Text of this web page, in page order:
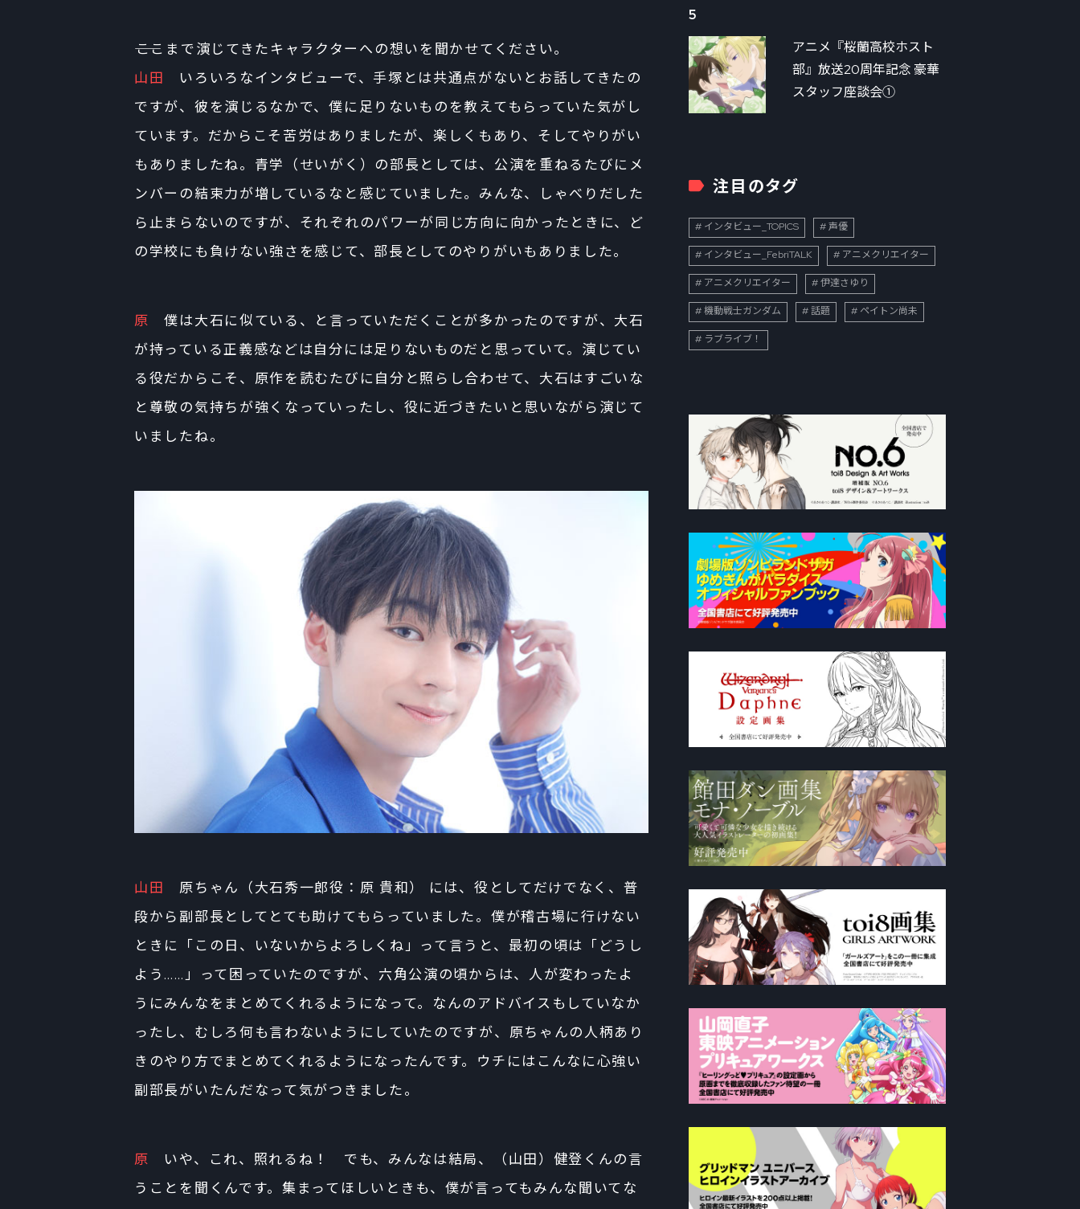
――ここまで演じてきたキャラクターへの想いを聞かせてください。
山田
いろいろなインタビューで、手塚とは共通点がないとお話してきたの
ですが、彼を演じるなかで、僕に足りないものを教えてもらっていた気がし
ています。だからこそ苦労はありましたが、楽しくもあり、そしてやりがい
もありましたね。青学（せいがく）の部長としては、公演を重ねるたびにメ
ンバーの結束力が増しているなと感じていました。みんな、しゃべりだした
ら止まらないのですが、それぞれのパワーが同じ方向に向かったときに、ど
の学校にも負けない強さを感じて、部長としてのやりがいもありました。
原 僕は大石に似ている、と言っていただくことが多かったのですが、大石
が持っている正義感などは自分には足りないものだと思っていて。演じてい
る役だからこそ、原作を読むたびに自分と照らし合わせて、大石はすごいな
と尊敬の気持ちが強くなっていったし、役に近づきたいと思いながら演じて
いましたね。
山田
原ちゃん（大石秀一郎役：原 貴和） には、役としてだけでなく、普
段から副部長としてとても助けてもらっていました。僕が稽古場に行けない
ときに「この日、いないからよろしくね」って言うと、最初の頃は「どうし
よう……」って困っていたのですが、六角公演の頃からは、人が変わったよ
うにみんなをまとめてくれるようになって。なんのアドバイスもしていなか
ったし、むしろ何も言わないようにしていたのですが、原ちゃんの人柄あり
きのやり方でまとめてくれるようになったんです。ウチにはこんなに心強い
副部長がいたんだなって気がつきました。
原 いや、これ、照れるね！ でも、みんなは結局、（山田）健登くんの言
うことを聞くんです。集まってほしいときも、僕が言ってもみんな聞いてな
5
アニメ『桜蘭高校ホスト
部』放送20周年記念 豪華
スタッフ座談会①
注目のタグ
インタビュー_TOPICS 声優
インタビュー_FebriTALK アニメクリエイター
アニメクリエイター 伊達さゆり
機動戦士ガンダム 話題 ペイトン尚未
ラブライブ！